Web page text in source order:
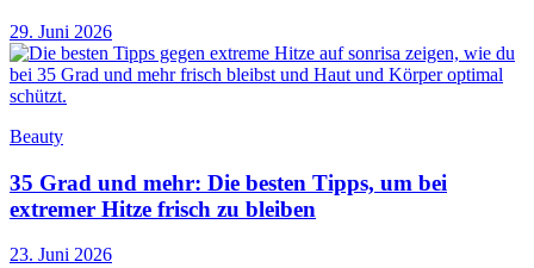
29. Juni 2026
Beauty
35 Grad und mehr: Die besten Tipps, um bei
extremer Hitze frisch zu bleiben
23. Juni 2026